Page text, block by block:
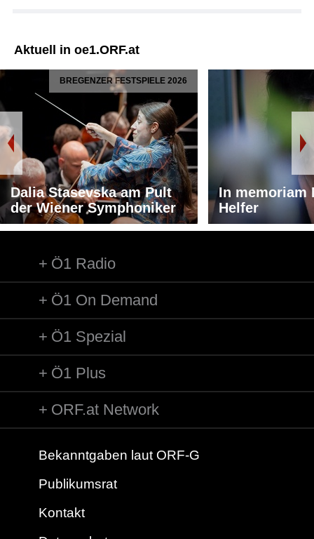
Aktuell in oe1.ORF.at
BREGENZER FESTSPIELE 2026
Dalia Stasevska am Pult
der Wiener Symphoniker
In memoriam
Helfer
Ö1 Radio
Ö1 On Demand
Ö1 Spezial
Ö1 Plus
ORF.at Network
Bekanntgaben laut ORF-G
Publikumsrat
Kontakt